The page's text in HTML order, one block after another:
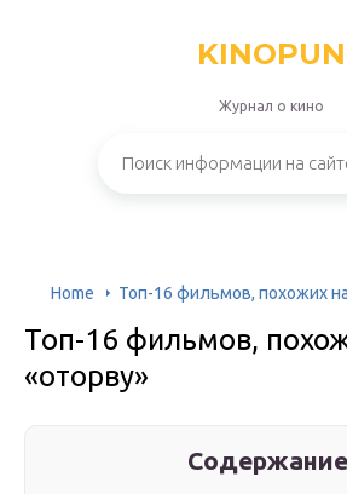
Журнал о кино
Home Топ-16 фильмов, похожих
Топ-16 фильмов,
«оторву»